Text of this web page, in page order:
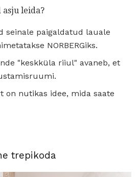
asju leida?
seinale paigaldatud lauale
NORBERGiks.
"keskküla riiul" avaneb, et
on nutikas idee, mida saate
trepikoda